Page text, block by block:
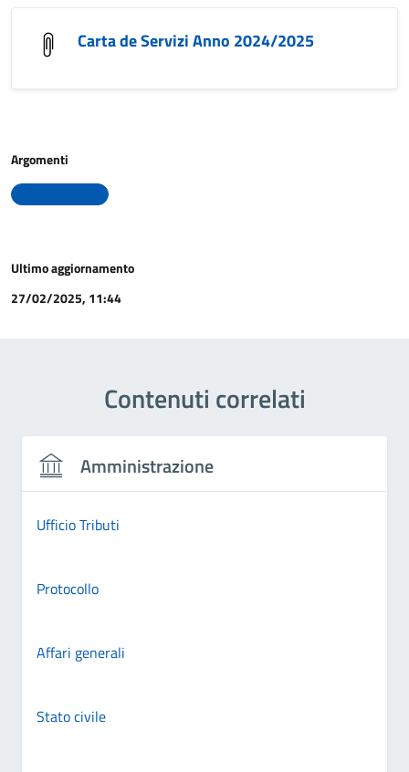
Carta de Servizi Anno 2024/2025
Argomenti
Ultimo aggiornamento
27/02/2025, 11:44
Contenuti correlati
Amministrazione
Ufficio Tributi
Protocollo
Affari generali
Stato civile